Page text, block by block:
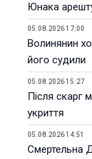
Юнака
05.08.2026 17:00
Волинянин
його судили
05.08.2026 15:27
Після скарг
укриття
05.08.2026 14:51
Смертельна